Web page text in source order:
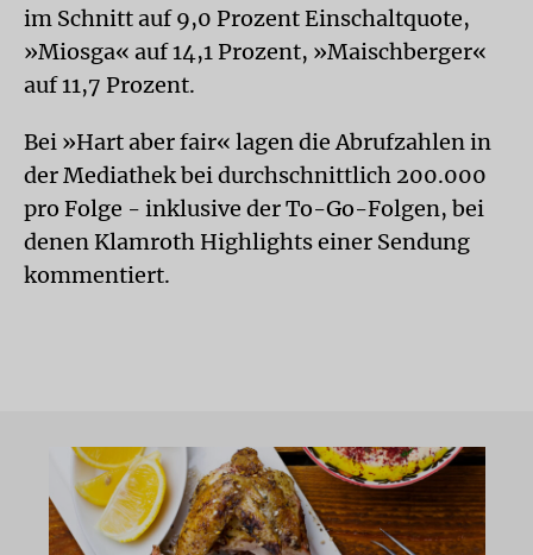
im Schnitt auf 9,0 Prozent Einschaltquote,
»Miosga« auf 14,1 Prozent, »Maischberger«
auf 11,7 Prozent.
Bei »Hart aber fair« lagen die Abrufzahlen in
der Mediathek bei durchschnittlich 200.000
pro Folge - inklusive der To-Go-Folgen, bei
denen Klamroth Highlights einer Sendung
kommentiert.